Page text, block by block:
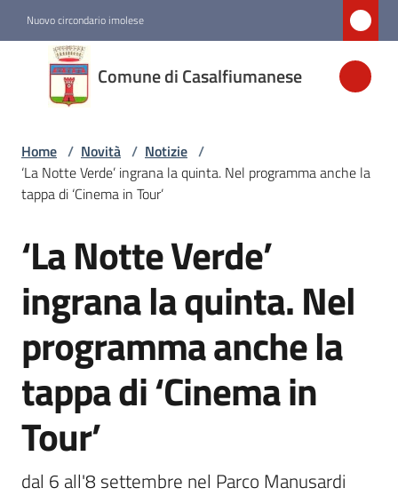
Nuovo circondario imolese
Comune di Casalfiumanese
Comune di
Casalfiumanese
Amministrazione
Vivere
Casalfiumanese
Home / Novità / Notizie /
‘La Notte Verde’ ingrana la quinta. Nel programma anche la
tappa di ‘Cinema in Tour’
Salta al contenuto
‘La Notte Verde’
ingrana la quinta. Nel
programma anche la
tappa di ‘Cinema in
Tour’
dal 6 all'8 settembre nel Parco Manusardi